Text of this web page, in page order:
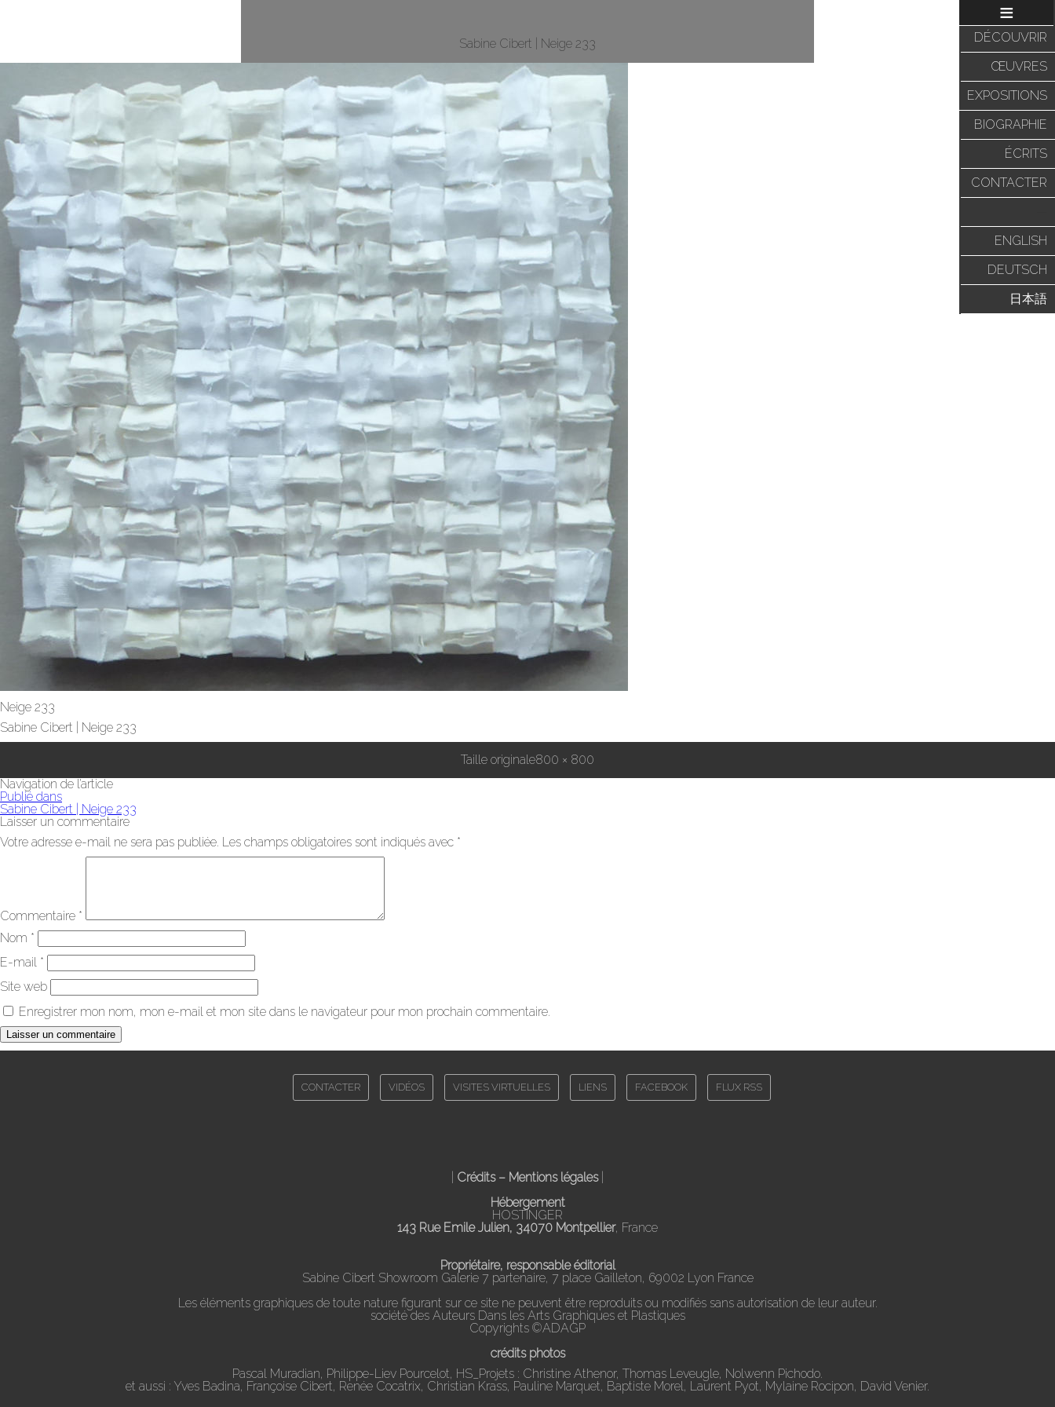
≡
DÉCOUVRIR
ŒUVRES
EXPOSITIONS
BIOGRAPHIE
ÉCRITS
CONTACTER
ENGLISH
DEUTSCH
日本語
Sabine Cibert | Neige 233
Neige 233
Sabine Cibert | Neige 233
Taille originale800 × 800
Navigation de l’article
Publié dans
Sabine Cibert | Neige 233
Laisser un commentaire
Votre adresse e-mail ne sera pas publiée. Les champs obligatoires sont indiqués avec *
Commentaire *
Nom *
E-mail *
Site web
Enregistrer mon nom, mon e-mail et mon site dans le navigateur pour mon prochain commentaire.
CONTACTER VIDÉOS VISITES VIRTUELLES LIENS FACEBOOK FLUX RSS
Crédits – Mentions légales|
Hébergement
HOSTINGER
143 Rue Emile Julien, 34070 Montpellier, France
Propriétaire, responsable éditorial
Sabine Cibert Showroom Galerie 7 partenaire, 7 place Gailleton, 69002 Lyon France
Les éléments graphiques de toute nature figurant sur ce site ne peuvent être reproduits ou modifiés sans autorisation de leur auteur.
société des Auteurs Dans les Arts Graphiques et Plastiques
Copyrights ©ADAGP
crédits photos
Pascal Muradian, Philippe-Liev Pourcelot, HS_Projets : Christine Athenor, Thomas Leveugle, Nolwenn Pichodo.
et aussi : Yves Badina, Françoise Cibert, Renée Cocatrix, Christian Krass, Pauline Marquet, Baptiste Morel, Laurent Pyot, Mylaine Rocipon, David Venier.